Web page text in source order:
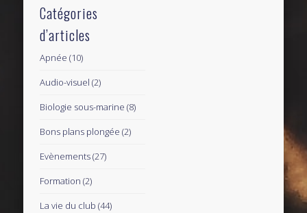
Catégories
d’articles
Apnée (10)
Audio-visuel (2)
Biologie sous-marine (8)
Bons plans plongée (2)
Evènements(27)
Formation (2)
La vie du club (44)